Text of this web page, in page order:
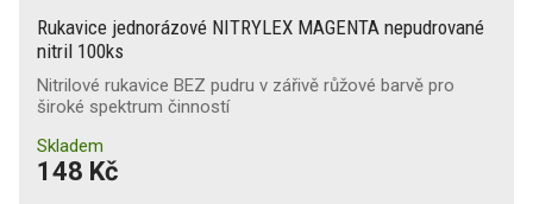
Rukavice jednorázové NITRYLEX MAGENTA nepudrované
nitril 100ks
Nitrilové rukavice BEZ pudru v zářivě růžové barvě pro
široké spektrum činností
Skladem
148 Kč